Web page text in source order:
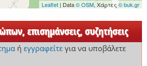
Leaflet | Data© OSM, Χάρτες© buk.gr
επισημάνσεις, συζητήσεις
ή εγγραφείτεγια να υποβάλετε